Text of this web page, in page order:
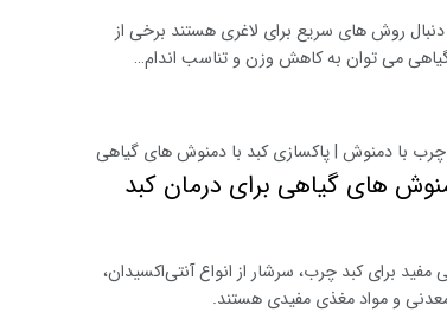
دنبال روش ‌های سریع برای لاغری هستند برخی از
می توان به کاهش وزن و تناسب اندام…
با دمنوش | پاکسازی کبد با دمنوش های گیاهی
های گیاهی برای درمان کبد
برای کبد چرب، سرشار از انواع آنتی‌اکسیدان،
معدنی و مواد مغذی مفیدی هستند.